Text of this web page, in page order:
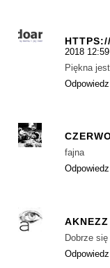
2018 12:59
Piękna
Odpowiedz
fajna
Odpowiedz
AKNEZZ
Dobrze
Odpowiedz